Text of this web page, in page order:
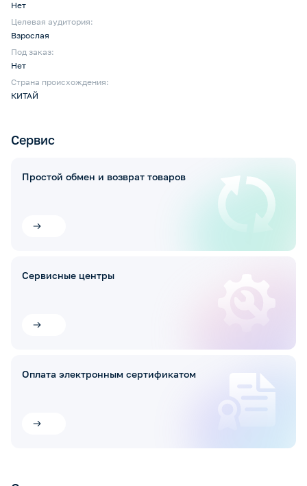
Нет
Целевая аудитория:
Взрослая
Под заказ:
Нет
Страна происхождения:
КИТАЙ
Сервис
Простой обмен и возврат товаров
Сервисные центры
Оплата электронным сертификатом